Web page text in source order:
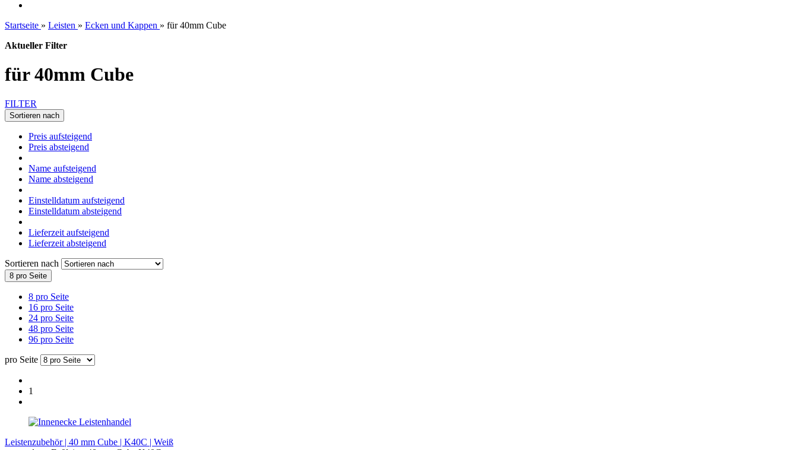
Startseite » Leisten » Ecken und Kappen » für 40mm Cube
Aktueller Filter
für 40mm Cube
FILTER
Sortieren nach
Preis aufsteigend
Preis absteigend
Name aufsteigend
Name absteigend
Einstelldatum aufsteigend
Einstelldatum absteigend
Lieferzeit aufsteigend
Lieferzeit absteigend
Sortieren nach
8 pro Seite
8 pro Seite
16 pro Seite
24 pro Seite
48 pro Seite
96 pro Seite
pro Seite
1
Leistenhandel
Leistenzubehör | 40 mm Cube | K40C | Weiß